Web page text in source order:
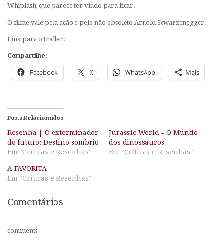
Whiplash, que parece ter vindo para ficar.
O filme vale pela ação e pelo não obsoleto Arnold Scwarzenegger.
Link para o trailer:
Compartilhe:
Facebook X WhatsApp Mais
Posts Relacionados
Resenha | O exterminador
do futuro: Destino sombrio
Em "Críticas e Resenhas"
Jurassic World – O Mundo
dos dinossauros
Em "Críticas e Resenhas"
A FAVORITA
Em "Críticas e Resenhas"
Comentários
comments